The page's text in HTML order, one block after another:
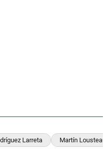
Larreta Martín Lousteau